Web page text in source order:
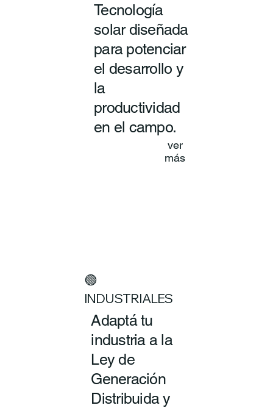
Tecnología
solar diseñada
para potenciar
el desarrollo y
la
productividad
en el campo.
ver
más
🟢
INDUSTRIALES
Adaptá tu
industria a la
Ley de
Generación
Distribuida y